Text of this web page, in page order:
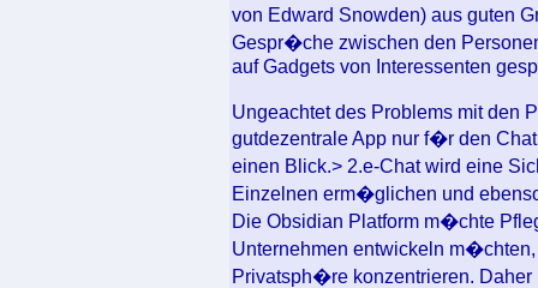
von Edward Snowden) aus guten
Gespr�che zwischen den
auf Gadgets von Interessenten
Ungeachtet des Problems mit den
gutdezentrale App nur f�r den
einen Blick.> 2.e-Chat wird eine
Einzelnen erm�glichen und
Die Obsidian Platform m�chte
Unternehmen entwickeln
Privatsph�re konzentrieren.